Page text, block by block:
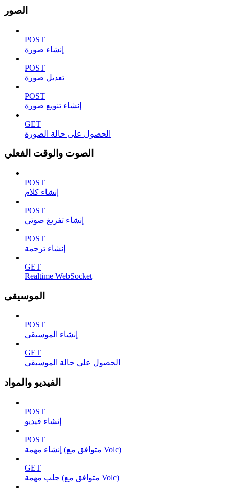
الصور
POST
إنشاء صورة
POST
تعديل صورة
POST
إنشاء تنويع صورة
GET
الحصول على حالة الصورة
الصوت والوقت الفعلي
POST
إنشاء كلام
POST
إنشاء تفريغ صوتي
POST
إنشاء ترجمة
GET
Realtime WebSocket
الموسيقى
POST
إنشاء الموسيقى
GET
الحصول على حالة الموسيقى
الفيديو والمواد
POST
إنشاء فيديو
POST
إنشاء مهمة (متوافق مع Volc)
GET
جلب مهمة (متوافق مع Volc)